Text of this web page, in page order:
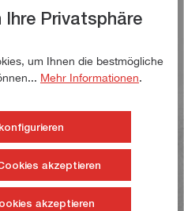
kalibrieren
Ihre Privatsphäre
um Ihnen die bestmögliche
Mehr Informationen.
akzeptieren
akzeptieren